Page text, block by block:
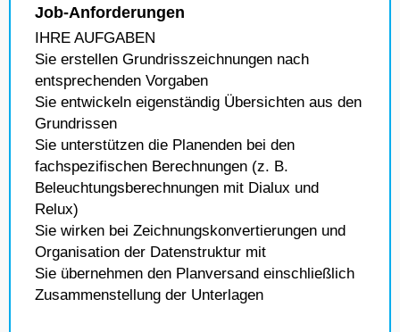
Job-Anforderungen
IHRE AUFGABEN
Sie erstellen Grundrisszeichnungen nach
entsprechenden Vorgaben
Sie entwickeln eigenständig Übersichten aus den
Grundrissen
Sie unterstützen die Planenden bei den
fachspezifischen Berechnungen (z. B.
Beleuchtungsberechnungen mit Dialux und
Relux)
Sie wirken bei Zeichnungskonvertierungen und
Organisation der Datenstruktur mit
Sie übernehmen den Planversand einschließlich
Zusammenstellung der Unterlagen